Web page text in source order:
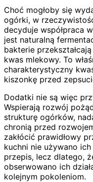
Choć mogłoby się
ogórki, w
decyduje współpraca
jest naturalną
bakterie
kwas mlekowy. To
charakterystyczny
kiszonkę przed
Dodatki nie są więc
Wspierają rozwój
strukturę ogórków,
chronią przed
zakłócić prawidłowy
kuchni nie używano
przepis, lecz dlatego,
obserwowano ich
kolejnym pokoleniom.